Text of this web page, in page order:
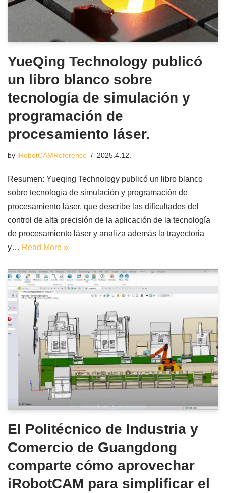
YueQing Technology publicó
un libro blanco sobre
tecnología de simulación y
programación de
procesamiento láser.
by iRobotCAMReference 2025.4.12.
Resumen: Yueqing Technology publicó un libro blanco
sobre tecnología de simulación y programación de
procesamiento láser, que describe las dificultades del
control de alta precisión de la aplicación de la tecnología
de procesamiento láser y analiza además la trayectoria
y… Read More »
El Politécnico de Industria y
Comercio de Guangdong
comparte cómo aprovechar
iRobotCAM para simplificar el